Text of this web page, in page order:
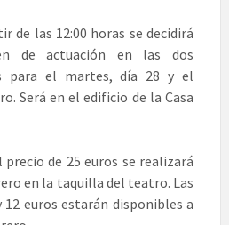
de las 12:00 horas se decidirá
de actuación en las dos
para el martes, día 28 y el
Será en el edificio de la Casa
de 25 euros se realizará
en la taquilla del teatro. Las
euros estarán disponibles a